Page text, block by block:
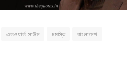
এডওয়ার্ড সাঈদ চমস্কি
বাংলাদেশ